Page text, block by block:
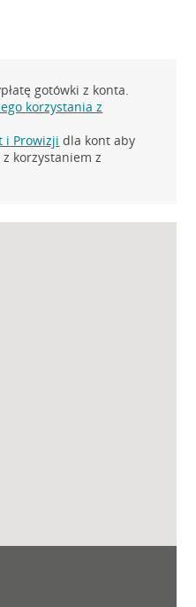
gotówki z konta.
korzystania z
i Prowizji dla kont aby
korzystaniem z